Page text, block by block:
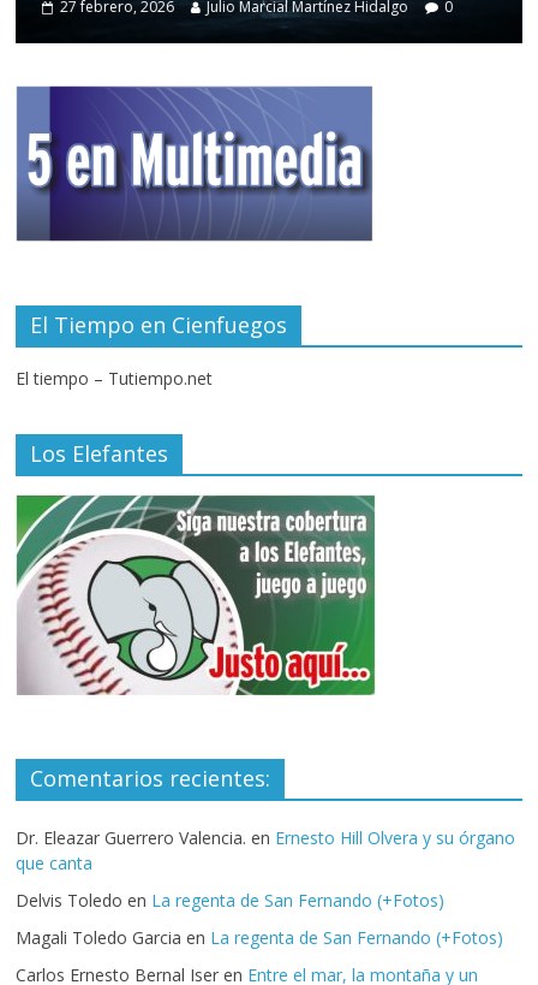
27 febrero, 2026 Julio Marcial Martínez Hidalgo 0
El Tiempo en Cienfuegos
El tiempo – Tutiempo.net
Los Elefantes
Comentarios recientes:
Dr. Eleazar Guerrero Valencia. en Ernesto Hill Olvera y su órgano
que canta
Delvis Toledo en La regenta de San Fernando (+Fotos)
Magali Toledo Garcia en La regenta de San Fernando (+Fotos)
Carlos Ernesto Bernal Iser en Entre el mar, la montaña y un